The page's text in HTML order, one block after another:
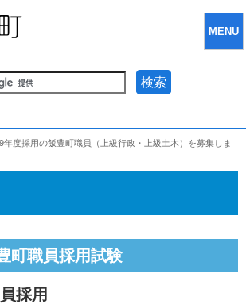
検索
MENU
年度採用の飯豊町職員（上級行政・上級土木）を募集しま
町職員採用試験
採用